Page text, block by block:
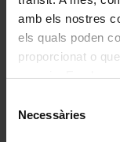
amb els nostres
els quals poden
proporcionat o
"Permetre la
Necessàries